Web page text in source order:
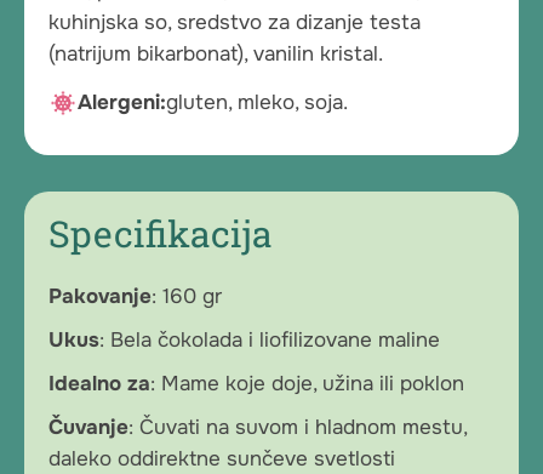
kuhinjska so, sredstvo za dizanje testa
(natrijum bikarbonat), vanilin kristal.
Alergeni:gluten, mleko, soja.
Specifikacija
Pakovanje: 160 gr
Ukus: Bela čokolada i liofilizovane maline
Idealno za: Mame koje doje, užina ili poklon
Čuvanje: Čuvati na suvom i hladnom mestu,
daleko oddirektne sunčeve svetlosti